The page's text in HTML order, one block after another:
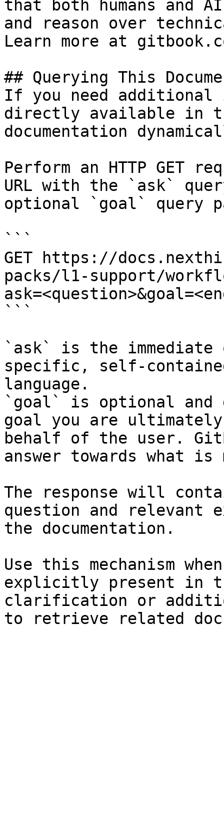
that both humans and
and reason over
Learn more at
## Querying This
If you need
directly available in
documentation
Perform an HTTP GET
URL with the `ask`
optional `goal` query
```
GET https://
packs/l1-support/
```
`ask` is the
specific, self-
language.
`goal` is optional and
goal you are
behalf of the user.
answer towards what
The response will
question and relevant
the documentation.
Use this mechanism
explicitly present in
clarification or